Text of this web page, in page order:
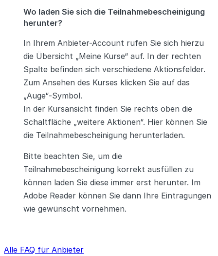
Wo laden Sie sich die Teilnahmebescheinigung
herunter?
In Ihrem Anbieter-Account rufen Sie sich hierzu
die Übersicht „Meine Kurse“ auf. In der rechten
Spalte befinden sich verschiedene Aktionsfelder.
Zum Ansehen des Kurses klicken Sie auf das
„Auge“-Symbol.
In der Kursansicht finden Sie rechts oben die
Schaltfläche „weitere Aktionen“. Hier können Sie
die Teilnahmebescheinigung herunterladen.
Bitte beachten Sie, um die
Teilnahmebescheinigung korrekt ausfüllen zu
können laden Sie diese immer erst herunter. Im
Adobe Reader können Sie dann Ihre Eintragungen
wie gewünscht vornehmen.
Alle FAQ für Anbieter